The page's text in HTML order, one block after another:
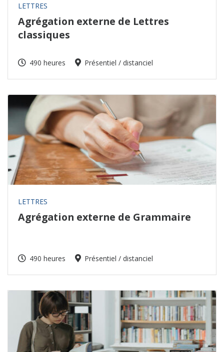
LETTRES
Agrégation externe de Lettres
classiques
490 heures Présentiel / distanciel
LETTRES
Agrégation externe de Grammaire
490 heures Présentiel / distanciel